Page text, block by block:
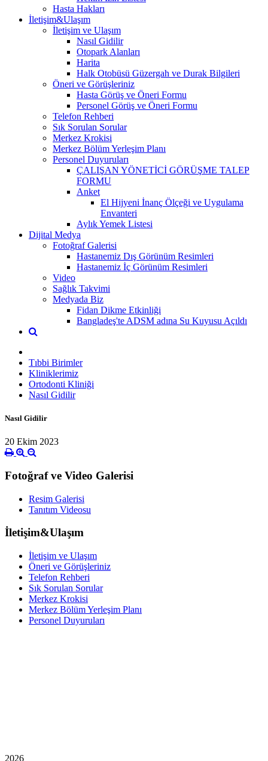
Hasta Hakları
İletişim&Ulaşım
İletişim ve Ulaşım
Nasıl Gidilir
Otopark Alanları
Harita
Halk Otobüsü Güzergah ve Durak Bilgileri
Öneri ve Görüşleriniz
Hasta Görüş ve Öneri Formu
Personel Görüş ve Öneri Formu
Telefon Rehberi
Sık Sorulan Sorular
Merkez Krokisi
Merkez Bölüm Yerleşim Planı
Personel Duyuruları
ÇALIŞAN YÖNETİCİ GÖRÜŞME TALEP
FORMU
Anket
El Hijyeni İnanç Ölçeği ve Uygulama
Envanteri
Aylık Yemek Listesi
Dijital Medya
Fotoğraf Galerisi
Hastanemiz Dış Görünüm Resimleri
Hastanemiz İç Görünüm Resimleri
Video
Sağlık Takvimi
Medyada Biz
Fidan Dikme Etkinliği
Bangladeş'te ADSM adına Su Kuyusu Açıldı
Tıbbi Birimler
Kliniklerimiz
Ortodonti Kliniği
Nasıl Gidilir
Nasıl Gidilir
20 Ekim 2023
Fotoğraf ve Video Galerisi
Resim Galerisi
Tanıtım Videosu
İletişim&Ulaşım
İletişim ve Ulaşım
Öneri ve Görüşleriniz
Telefon Rehberi
Sık Sorulan Sorular
Merkez Krokisi
Merkez Bölüm Yerleşim Planı
Personel Duyuruları
2026